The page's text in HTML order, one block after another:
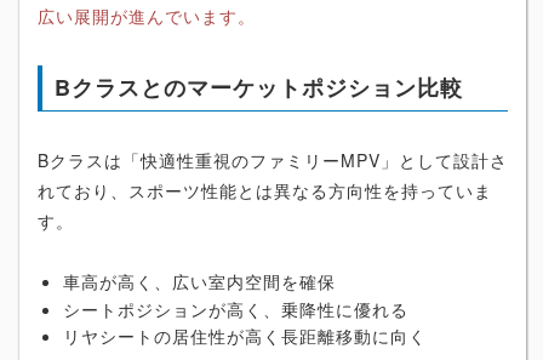
広い展開が進んでいます。
Bクラスとのマーケットポジション比較
Bクラスは「快適性重視のファミリーMPV」として設計さ
れており、スポーツ性能とは異なる方向性を持っていま
す。
車高が高く、広い室内空間を確保
シートポジションが高く、乗降性に優れる
リヤシートの居住性が高く長距離移動に向く